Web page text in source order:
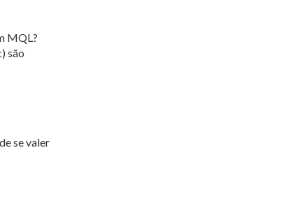
MQL?
são
se valer